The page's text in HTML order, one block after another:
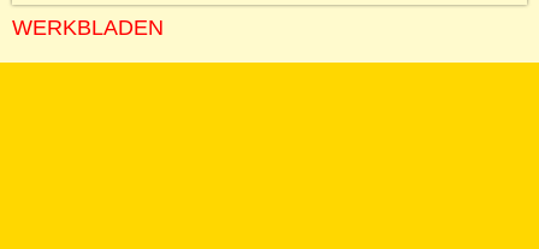
WERKBLADEN